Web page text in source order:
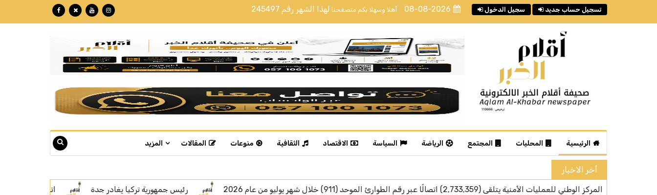
أهلا وسهلا بكم متصفحنا لهذا الشهر رقم 245497 08-08-2026 سجيل الدخول تسجيل حساب جديد
الرئيسية المحليات المجتمع الرياضة السياسة الاقتصاد الثقافية منوعات المقالات المزيد
أخر الاخبار
رئيس جمهورية تركيا يغادر جدة اتفاقية مكة.. رسالة قوة بلغة السلام سمو ولي العهد